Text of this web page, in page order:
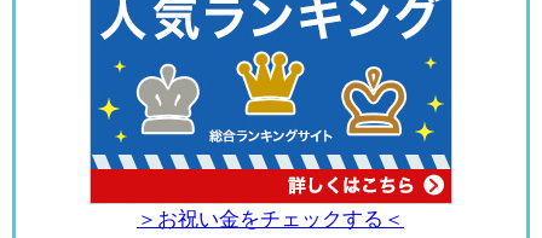
＞お祝い金をチェックする＜